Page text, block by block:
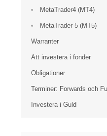
MetaTrader4 (MT4)
MetaTrader 5 (MT5)
Warranter
Att investera i fonder
Obligationer
Terminer: Forwards och
Investera i Guld